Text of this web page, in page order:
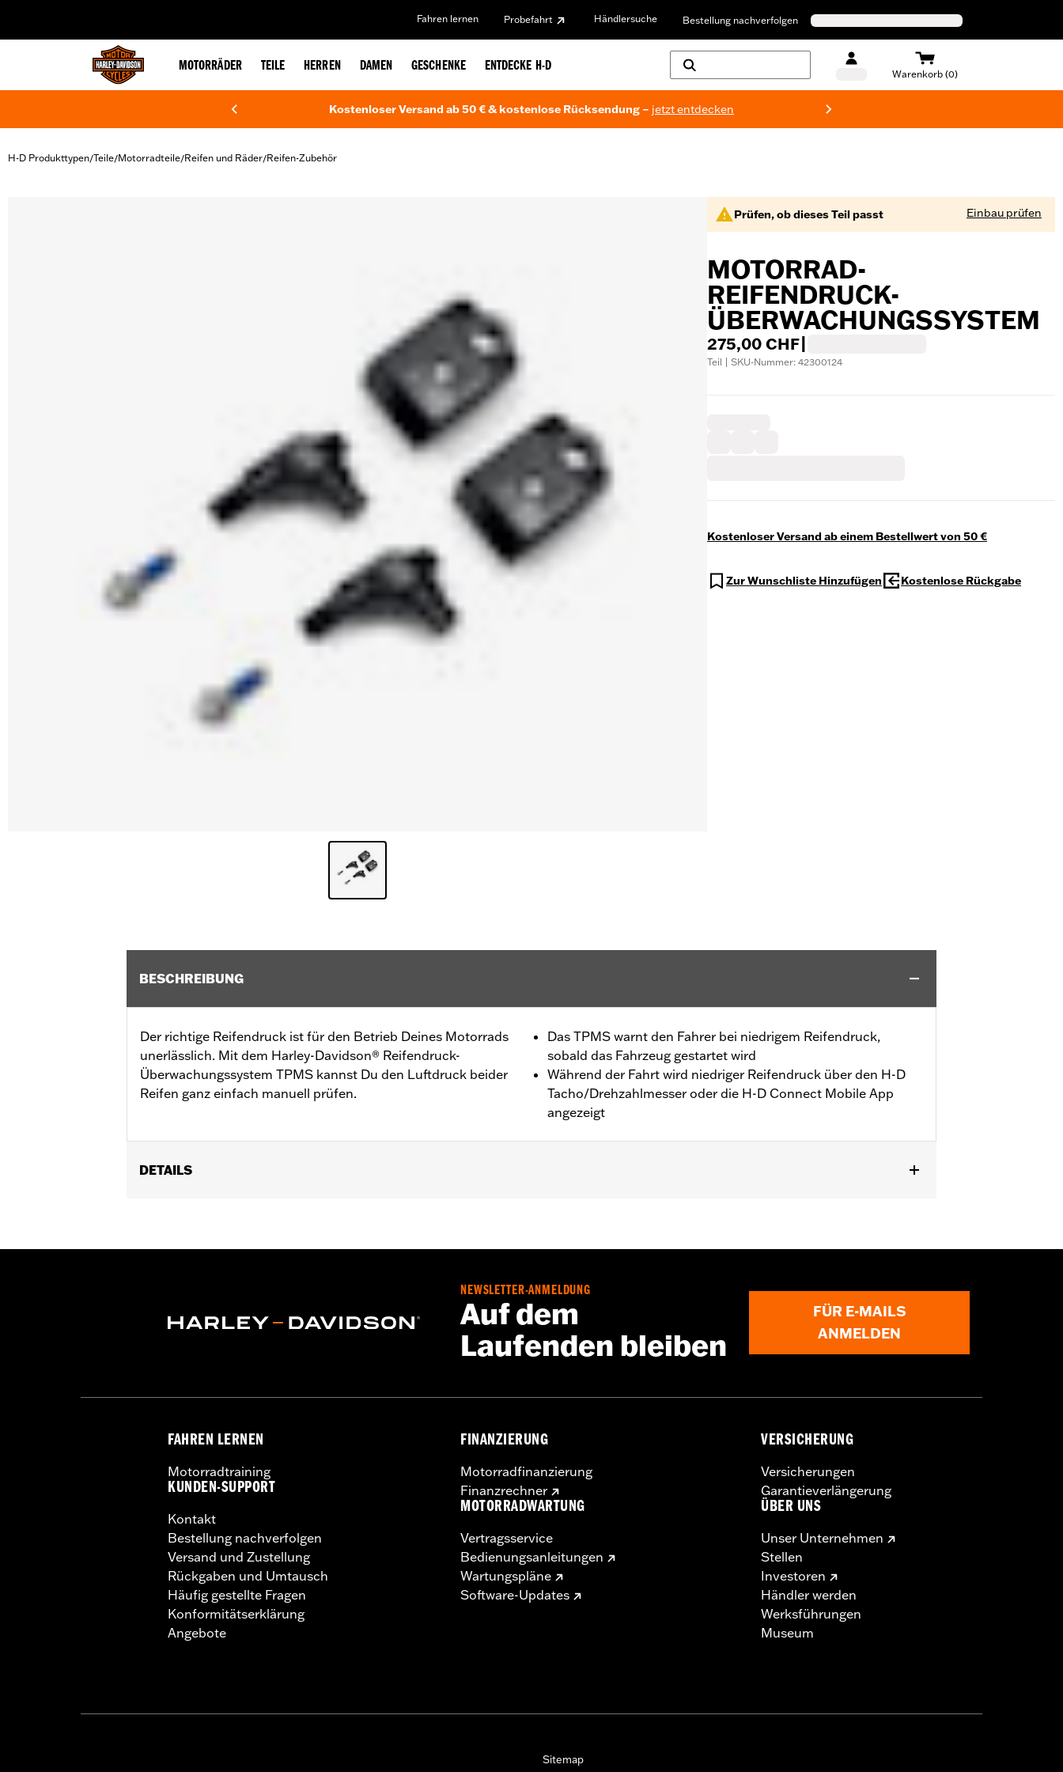
Fahren lernen Probefahrt Händlersuche Bestellung nachverfolgen
MOTORRÄDER TEILE HERREN DAMEN GESCHENKE ENTDECKE H-D
Warenkorb (0)
Kostenloser Versand ab 50 € & kostenlose Rücksendung – jetzt entdecken
H-D Produkttypen/Teile/Motorradteile/Reifen und Räder/Reifen-Zubehör
Prüfen, ob dieses Teil passt Einbau prüfen
MOTORRAD-
REIFENDRUCK-
ÜBERWACHUNGSSYSTEM
275,00 CHF
Teil | SKU-Nummer: 42300124
Kostenloser Versand ab einem Bestellwert von 50 €
Zur Wunschliste Hinzufügen Kostenlose Rückgabe
BESCHREIBUNG
Der richtige Reifendruck ist für den Betrieb Deines Motorrads
unerlässlich. Mit dem Harley-Davidson® Reifendruck-
Überwachungssystem TPMS kannst Du den Luftdruck beider
Reifen ganz einfach manuell prüfen.
Das TPMS warnt den Fahrer bei niedrigem Reifendruck,
sobald das Fahrzeug gestartet wird
Während der Fahrt wird niedriger Reifendruck über den H-D
Tacho/Drehzahlmesser oder die H-D Connect Mobile App
angezeigt
DETAILS
Installationsanleitung
Motorrad-Reifendruck-Überwachungssystem und Installationsanleitung
www.h-d.com/warranty for full details
NEWSLETTER-ANMELDUNG
Auf dem
Laufenden bleiben
FÜR E-MAILS
ANMELDEN
FAHREN LERNEN
Motorradtraining
KUNDEN-SUPPORT
Kontakt
Bestellung nachverfolgen
Versand und Zustellung
Rückgaben und Umtausch
Häufig gestellte Fragen
Konformitätserklärung
Angebote
FINANZIERUNG
Motorradfinanzierung
Finanzrechner
MOTORRADWARTUNG
Vertragsservice
Bedienungsanleitungen
Wartungspläne
Software-Updates
VERSICHERUNG
Versicherungen
Garantieverlängerung
ÜBER UNS
Unser Unternehmen
Stellen
Investoren
Händler werden
Werksführungen
Museum
Sitemap